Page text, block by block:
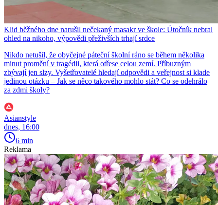
Klid běžného dne narušil nečekaný masakr ve škole: Útočník nebral
ohled na nikoho, výpovědi přeživších trhají srdce
Nikdo netušil, že obyčejné páteční školní ráno se během několika
minut promění v tragédii, která otřese celou zemí. Příbuzným
zbývají jen slzy. Vyšetřovatelé hledají odpovědi a veřejnost si klade
jedinou otázku – Jak se něco takového mohlo stát? Co se odehrálo
za zdmi školy?
Asianstyle
dnes, 16:00
6 min
Reklama